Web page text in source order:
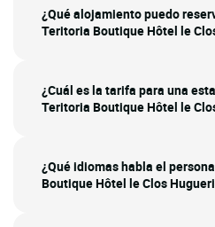
¿Qué alojamiento puedo
Teritoria Boutique Hôtel le
¿Cuál es la tarifa para una
Teritoria Boutique Hôtel le
¿Qué idiomas habla el
Boutique Hôtel le Clos